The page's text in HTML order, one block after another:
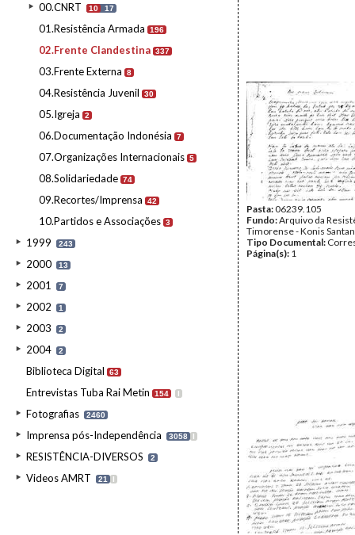
00.CNRT 10 17
01.Resistência Armada 196
02.Frente Clandestina 337
03.Frente Externa 8
04.Resistência Juvenil 30
05.Igreja 2
06.Documentação Indonésia 7
07.Organizações Internacionais 5
08.Solidariedade 74
09.Recortes/Imprensa 42
10.Partidos e Associações 3
1999 243
2000 13
2001 7
2002 1
2003 2
2004 2
Biblioteca Digital 63
Entrevistas Tuba Rai Metin 154 I
Fotografias 2460
Imprensa pós-Independência 3058 I
RESISTÊNCIA-DIVERSOS 2
Videos AMRT 21 I
Pasta:06239.105
Fundo:Arquivo da
Timorense - Konis
Tipo Documental:
Página(s): 1